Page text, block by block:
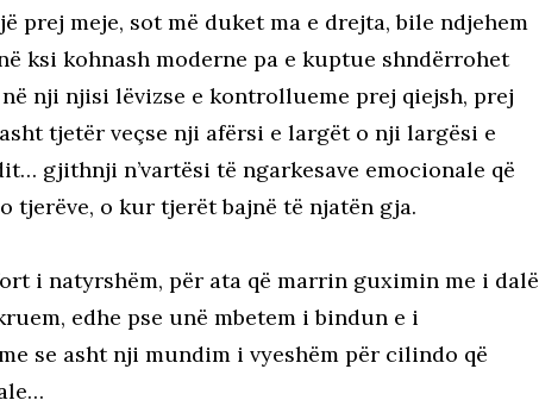
prej meje, sot më duket ma e drejta, bile ndjehem
ksi kohnash moderne pa e kuptue shndërrohet
nji njisi lëvizse e kontrollueme prej qiejsh, prej
tjetër veçse nji afërsi e largët o nji largësi e
gjithnji n’vartësi të ngarkesave emocionale që
tjerëve, o kur tjerët bajnë të njatën gja.
i natyrshëm, për ata që marrin guximin me i dalë
edhe pse unë mbetem i bindun e i
se asht nji mundim i vyeshëm për cilindo që